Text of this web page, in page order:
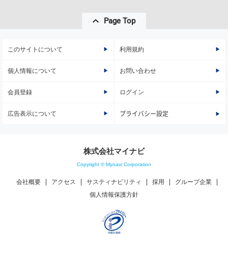
Page Top
このサイトについて 利用規約
個人情報について お問い合わせ
会員登録 ログイン
広告表示について プライバシー設定
株式会社マイナビ
Copyright © Mynavi Corporation
会社概要 アクセス サスティナビリティ 採用
グループ企業
個人情報保護方針